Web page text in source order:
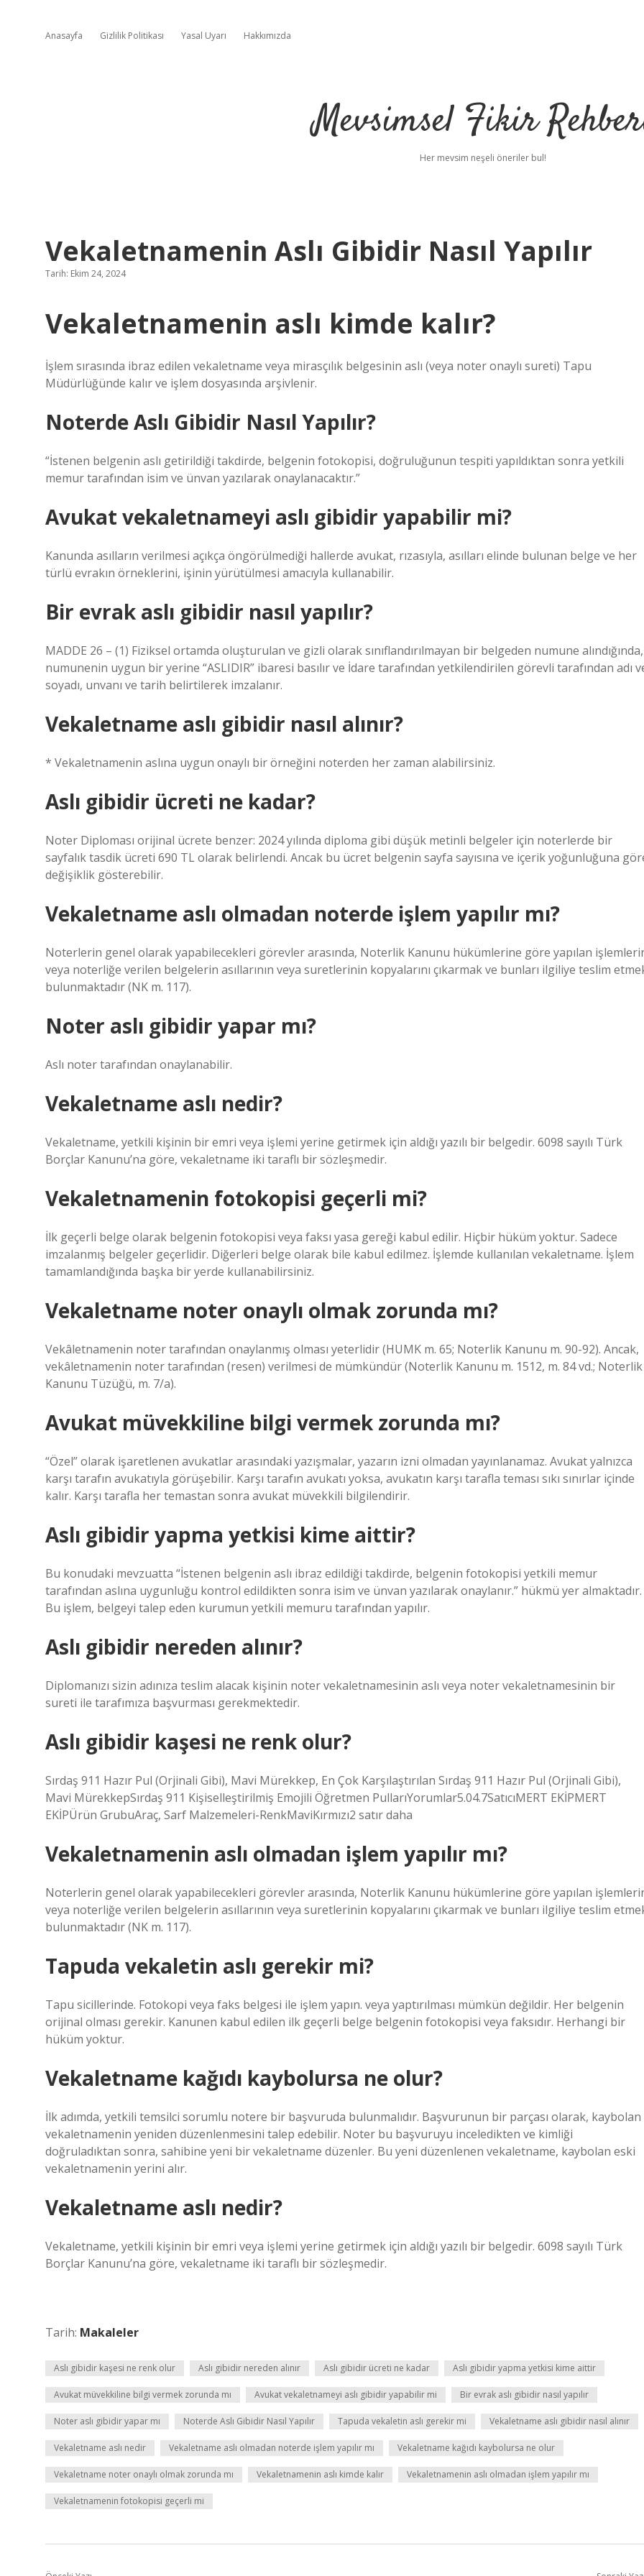
Anasayfa Gizlilik Politikası Yasal Uyarı Hakkımızda
Mevsimsel Fikir
Her mevsim neşeli öneriler bul!
Vekaletnamenin Aslı Gibidir Nasıl Yapılır
Tarih: Ekim 24, 2024
Vekaletnamenin aslı kimde kalır?
İşlem sırasında ibraz edilen vekaletname veya mirasçılık belgesinin aslı (veya noter onaylı sureti) Tapu
Müdürlüğünde kalır ve işlem dosyasında arşivlenir.
Noterde Aslı Gibidir Nasıl Yapılır?
“İstenen belgenin aslı getirildiği takdirde, belgenin fotokopisi, doğruluğunun tespiti yapıldıktan sonra yetkili
memur tarafından isim ve ünvan yazılarak onaylanacaktır.”
Avukat vekaletnameyi aslı gibidir yapabilir mi?
Kanunda asılların verilmesi açıkça öngörülmediği hallerde avukat, rızasıyla, asılları elinde bulunan belge ve her
türlü evrakın örneklerini, işinin yürütülmesi amacıyla kullanabilir.
Bir evrak aslı gibidir nasıl yapılır?
MADDE 26 – (1) Fiziksel ortamda oluşturulan ve gizli olarak sınıflandırılmayan bir belgeden numune alındığında,
numunenin uygun bir yerine “ASLIDIR” ibaresi basılır ve İdare tarafından yetkilendirilen görevli tarafından adı
soyadı, unvanı ve tarih belirtilerek imzalanır.
Vekaletname aslı gibidir nasıl alınır?
* Vekaletnamenin aslına uygun onaylı bir örneğini noterden her zaman alabilirsiniz.
Aslı gibidir ücreti ne kadar?
Noter Diploması orijinal ücrete benzer: 2024 yılında diploma gibi düşük metinli belgeler için noterlerde bir
sayfalık tasdik ücreti 690 TL olarak belirlendi. Ancak bu ücret belgenin sayfa sayısına ve içerik yoğunluğuna
değişiklik gösterebilir.
Vekaletname aslı olmadan noterde işlem yapılır mı?
Noterlerin genel olarak yapabilecekleri görevler arasında, Noterlik Kanunu hükümlerine göre yapılan
veya noterliğe verilen belgelerin asıllarının veya suretlerinin kopyalarını çıkarmak ve bunları ilgiliye teslim
bulunmaktadır (NK m. 117).
Noter aslı gibidir yapar mı?
Aslı noter tarafından onaylanabilir.
Vekaletname aslı nedir?
Vekaletname, yetkili kişinin bir emri veya işlemi yerine getirmek için aldığı yazılı bir belgedir. 6098 sayılı Türk
Borçlar Kanunu’na göre, vekaletname iki taraflı bir sözleşmedir.
Vekaletnamenin fotokopisi geçerli mi?
İlk geçerli belge olarak belgenin fotokopisi veya faksı yasa gereği kabul edilir. Hiçbir hüküm yoktur. Sadece
imzalanmış belgeler geçerlidir. Diğerleri belge olarak bile kabul edilmez. İşlemde kullanılan vekaletname. İşlem
tamamlandığında başka bir yerde kullanabilirsiniz.
Vekaletname noter onaylı olmak zorunda mı?
Vekâletnamenin noter tarafından onaylanmış olması yeterlidir (HUMK m. 65; Noterlik Kanunu m. 90-92). Ancak,
vekâletnamenin noter tarafından (resen) verilmesi de mümkündür (Noterlik Kanunu m. 1512, m. 84 vd.; Noterlik
Kanunu Tüzüğü, m. 7/a).
Avukat müvekkiline bilgi vermek zorunda mı?
“Özel” olarak işaretlenen avukatlar arasındaki yazışmalar, yazarın izni olmadan yayınlanamaz. Avukat yalnızca
karşı tarafın avukatıyla görüşebilir. Karşı tarafın avukatı yoksa, avukatın karşı tarafla teması sıkı sınırlar içinde
kalır. Karşı tarafla her temastan sonra avukat müvekkili bilgilendirir.
Aslı gibidir yapma yetkisi kime aittir?
Bu konudaki mevzuatta “İstenen belgenin aslı ibraz edildiği takdirde, belgenin fotokopisi yetkili memur
tarafından aslına uygunluğu kontrol edildikten sonra isim ve ünvan yazılarak onaylanır.” hükmü yer almaktadır.
Bu işlem, belgeyi talep eden kurumun yetkili memuru tarafından yapılır.
Aslı gibidir nereden alınır?
Diplomanızı sizin adınıza teslim alacak kişinin noter vekaletnamesinin aslı veya noter vekaletnamesinin bir
sureti ile tarafımıza başvurması gerekmektedir.
Aslı gibidir kaşesi ne renk olur?
Sırdaş 911 Hazır Pul (Orjinali Gibi), Mavi Mürekkep, En Çok Karşılaştırılan Sırdaş 911 Hazır Pul (Orjinali Gibi),
Mavi MürekkepSırdaş 911 Kişiselleştirilmiş Emojili Öğretmen PullarıYorumlar5.04.7SatıcıMERT EKİPMERT
EKİPÜrün GrubuAraç, Sarf Malzemeleri-RenkMaviKırmızı2 satır daha
Vekaletnamenin aslı olmadan işlem yapılır mı?
Noterlerin genel olarak yapabilecekleri görevler arasında, Noterlik Kanunu hükümlerine göre yapılan
veya noterliğe verilen belgelerin asıllarının veya suretlerinin kopyalarını çıkarmak ve bunları ilgiliye teslim
bulunmaktadır (NK m. 117).
Tapuda vekaletin aslı gerekir mi?
Tapu sicillerinde. Fotokopi veya faks belgesi ile işlem yapın. veya yaptırılması mümkün değildir. Her belgenin
orijinal olması gerekir. Kanunen kabul edilen ilk geçerli belge belgenin fotokopisi veya faksıdır. Herhangi bir
hüküm yoktur.
Vekaletname kağıdı kaybolursa ne olur?
İlk adımda, yetkili temsilci sorumlu notere bir başvuruda bulunmalıdır. Başvurunun bir parçası olarak, kaybolan
vekaletnamenin yeniden düzenlenmesini talep edebilir. Noter bu başvuruyu inceledikten ve kimliği
doğruladıktan sonra, sahibine yeni bir vekaletname düzenler. Bu yeni düzenlenen vekaletname, kaybolan eski
vekaletnamenin yerini alır.
Vekaletname aslı nedir?
Vekaletname, yetkili kişinin bir emri veya işlemi yerine getirmek için aldığı yazılı bir belgedir. 6098 sayılı Türk
Borçlar Kanunu’na göre, vekaletname iki taraflı bir sözleşmedir.
Tarih: Makaleler
Aslı gibidir kaşesi ne renk olur Aslı gibidir nereden alınır Aslı gibidir ücreti ne kadar Aslı gibidir yapma yetkisi kime aittir
Avukat müvekkiline bilgi vermek zorunda mı Avukat vekaletnameyi aslı gibidir yapabilir mi Bir evrak aslı gibidir nasıl yapılır
Noter aslı gibidir yapar mı Noterde Aslı Gibidir Nasıl Yapılır Tapuda vekaletin aslı gerekir mi Vekaletname aslı gibidir nasıl alınır
Vekaletname aslı nedir Vekaletname aslı olmadan noterde işlem yapılır mı Vekaletname kağıdı kaybolursa ne olur
Vekaletname noter onaylı olmak zorunda mı Vekaletnamenin aslı kimde kalır Vekaletnamenin aslı olmadan işlem yapılır mı
Vekaletnamenin fotokopisi geçerli mi